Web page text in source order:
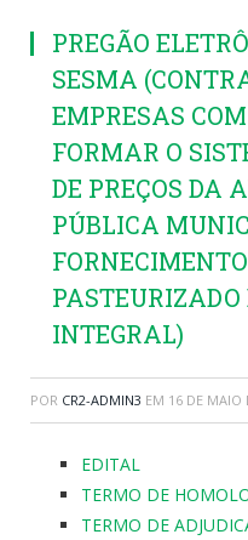
PREGÃO
SESMA
EMPRESAS
FORMAR O
DE PREÇOS DA
PÚBLICA
PASTEURIZADO
INTEGRAL)
POR CR2-ADMIN3 EM 16 DE MAIO
EDITAL
TERMO DE
TERMO DE